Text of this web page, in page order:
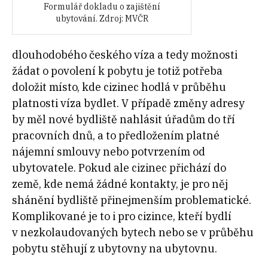
Formulář dokladu o zajištění
ubytování. Zdroj: MVČR
dlouhodobého českého víza a tedy možnosti
žádat o povolení k pobytu je totiž potřeba
doložit místo, kde cizinec hodlá v průběhu
platnosti víza bydlet. V případě změny adresy
by měl nové bydliště nahlásit úřadům do tří
pracovních dnů, a to předložením platné
nájemní smlouvy nebo potvrzením od
ubytovatele. Pokud ale cizinec přichází do
země, kde nemá žádné kontakty, je pro něj
shánění bydliště přinejmenším problematické.
Komplikované je to i pro cizince, kteří bydlí
v nezkolaudovaných bytech nebo se v průběhu
pobytu stěhují z ubytovny na ubytovnu.